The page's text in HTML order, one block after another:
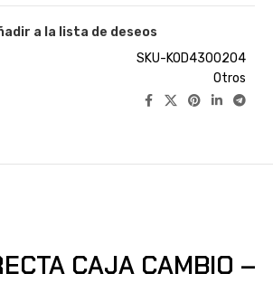
a la lista de deseos
SKU-KOD4300204
Otros
CAJA CAMBIO –